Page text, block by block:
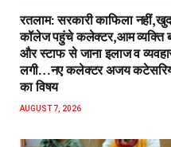
रतलाम: सरकारी काफिला
कॉलेज पहुंचे कलेक्टर,आम व्यक्ति
और स्टाफ से जाना इलाज व
लगी…नए कलेक्टर अजय
का विषय
AUGUST 7, 2026